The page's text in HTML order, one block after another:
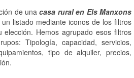
de unacasa rural en Els Manxons
listado mediante iconos de los filtros
Hemos agrupado esos filtros
Tipología, capacidad, servicios,
tipo de alquiler, precios,